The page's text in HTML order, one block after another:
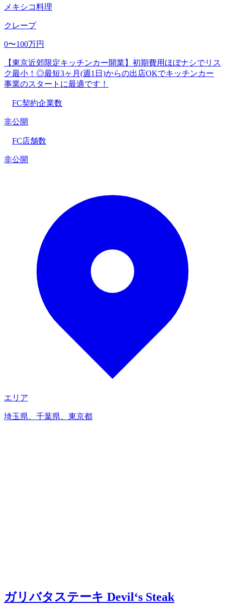
メキシコ料理
クレープ
0〜100万円
【東京近郊限定キッチンカー開業】初期費用ほぼナシでリス
ク最小！◎最短3ヶ月(週1日)からの出店OKでキッチンカー
事業のスタートに最適です！
FC契約企業数
非公開
FC店舗数
非公開
エリア
埼玉県、千葉県、東京都
ガリバタステーキ Devil‘s Steak